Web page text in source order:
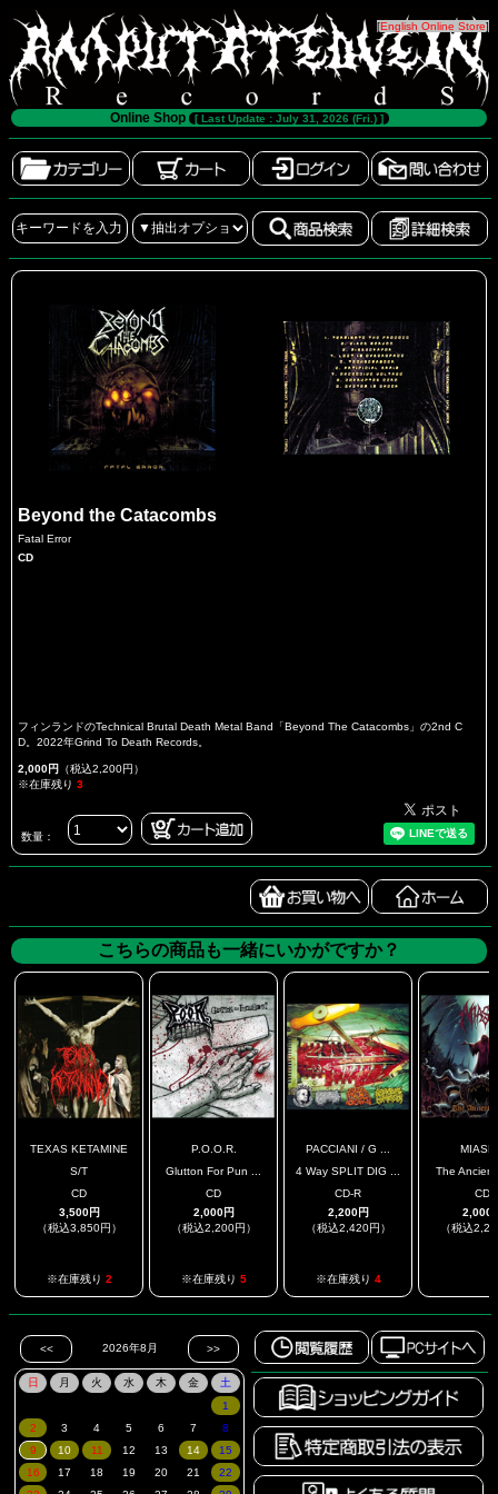
[English Online Store]
Online Shop [ Last Update : July 31, 2026 (Fri.) ]
Beyond the Catacombs
Fatal Error
CD
フィンランドのTechnical Brutal Death Metal Band「Beyond The Catacombs」の2nd C
D。2022年Grind To Death Records。
2,000円 （税込2,200円）
※在庫残り 3
数量：
こちらの商品も一緒にいかがですか？
TEXAS KETAMINE
S/T
CD
3,500円
（税込3,850円）
※在庫残り 2
P.O.O.R.
Glutton For Pun ...
CD
2,000円
（税込2,200円）
※在庫残り 5
PACCIANI / G ...
4 Way SPLIT DIG ...
CD-R
2,200円
（税込2,420円）
※在庫残り 4
The
CD
2,000
（税込